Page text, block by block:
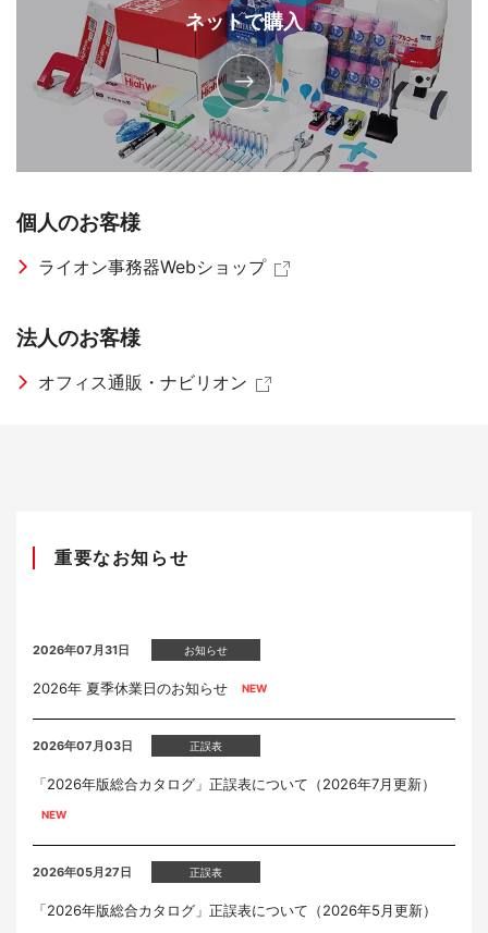
個人のお客様
ライオン事務器Webショップ
法人のお客様
オフィス通販・ナビリオン
ネットで購入
重要なお知らせ
2026年07月31日 お知らせ
2026年 夏季休業日のお知らせ
2026年07月03日 正誤表
「2026年版総合カタログ」正誤表について（2026年7月更新）
2026年05月27日 正誤表
「2026年版総合カタログ」正誤表について（2026年5月更新）